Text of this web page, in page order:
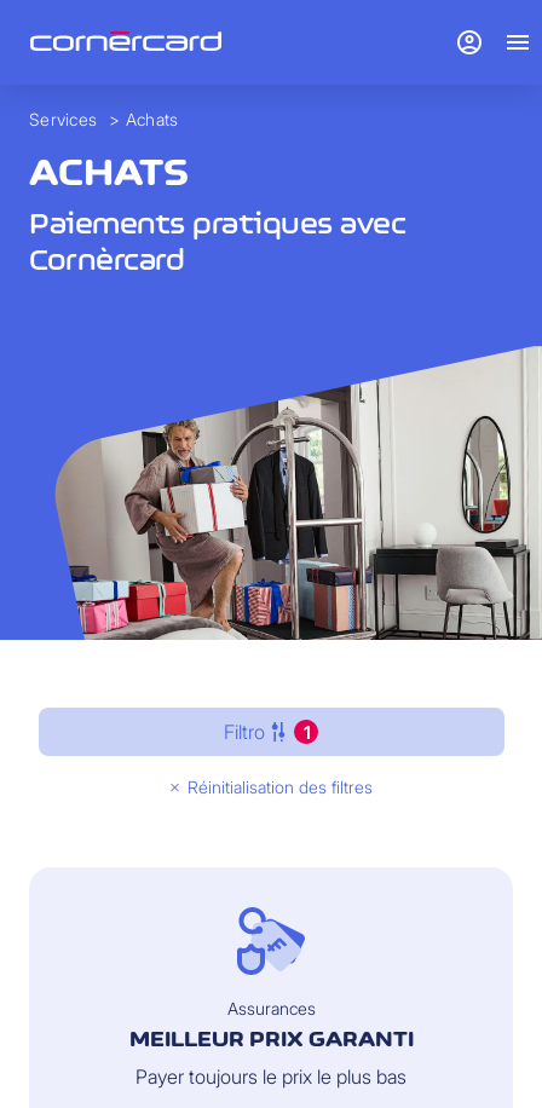
Services > Achats
ACHATS
Paiements pratiques avec
Cornèrcard
Filtro 1
Réinitialisation des filtres
Assurances
MEILLEUR PRIX GARANTI
Payer toujours le prix le plus bas
account_circle menu